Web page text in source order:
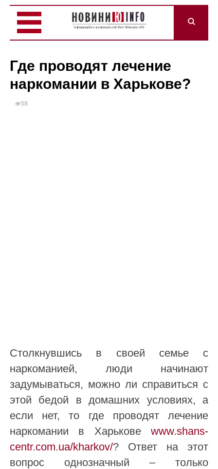
Где проводят лечение
наркомании в Харькове?
58
Столкнувшись в своей семье с
наркоманией, люди начинают
задумываться, можно ли справиться с
этой бедой в домашних условиях, а
если нет, то где проводят лечение
наркомании в Харькове www.shans-
centr.com.ua/kharkov/? Ответ на этот
вопрос однозначный – только